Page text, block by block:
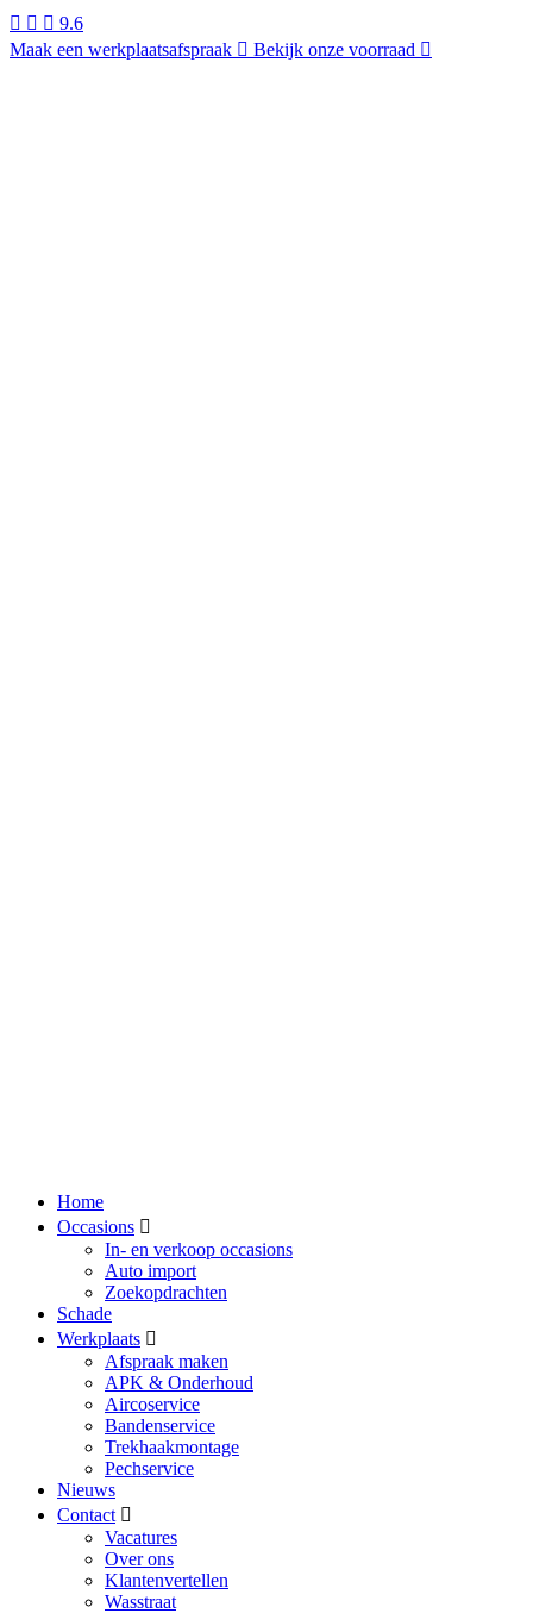
9.6
Maak een werkplaatsafspraak
Bekijk onze voorraad
Home
Occasions
In- en verkoop occasions
Auto import
Zoekopdrachten
Schade
Werkplaats
Afspraak maken
APK & Onderhoud
Aircoservice
Bandenservice
Trekhaakmontage
Pechservice
Nieuws
Contact
Vacatures
Over ons
Klantenvertellen
Wasstraat